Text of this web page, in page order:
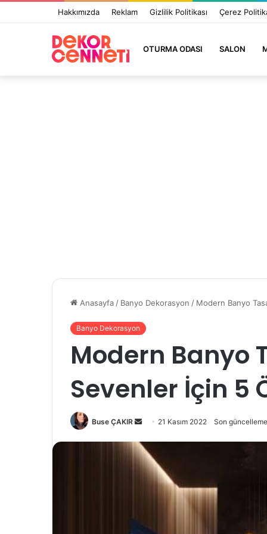
Hakkımızda Reklam Gizlilik Politikası Çerez
OTURMA ODASI SALON
Anasayfa / Banyo Dekorasyon / Modern Banyo
Banyo Dekorasyon
Modern Banyo
Sevenler İçin 5
Buse ÇAKIR
r
e
21 Kasım 2022 Son